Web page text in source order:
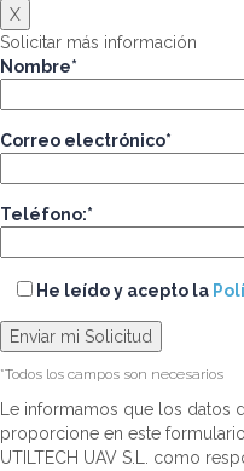
X
Solicitar más información
Nombre*
Correo electrónico*
Teléfono:*
He leído y acepto la
*Todos los campos son necesarios
Le informamos que los datos
proporcione en este
UTILTECH UAV S.L. como